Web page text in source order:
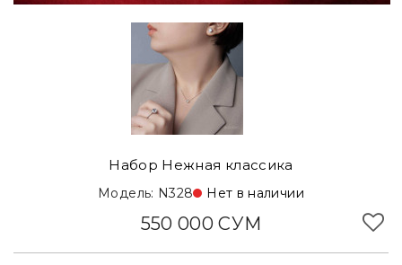
Набор Нежная классика
Модель: N328 Нет в наличии
550 000 СУМ